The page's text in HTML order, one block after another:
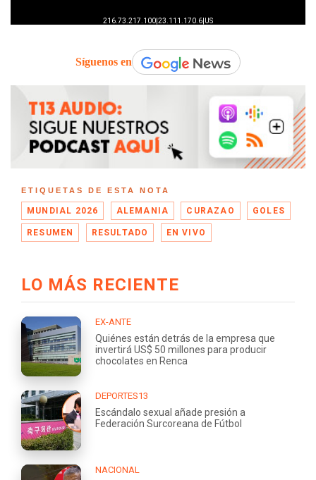
Síguenos en
ETIQUETAS DE ESTA NOTA
MUNDIAL 2026 ALEMANIA CURAZAO GOLES
RESUMEN RESULTADO EN VIVO
LO MÁS RECIENTE
EX-ANTE
Quiénes están detrás de la empresa que
invertirá US$ 50 millones para producir
chocolates en Renca
DEPORTES13
Escándalo sexual añade presión a
Federación Surcoreana de Fútbol
NACIONAL